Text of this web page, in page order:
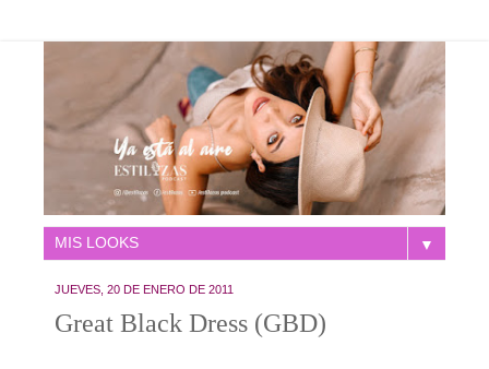
▼
JUEVES, 20 DE ENERO DE 2011
Great Black Dress (GBD)